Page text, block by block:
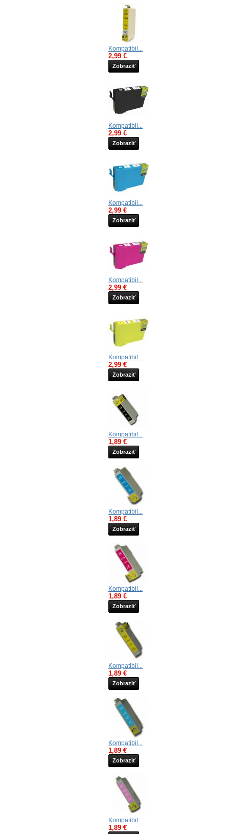
Kompatibil...
2,99 €
Zobraziť
Kompatibil...
2,99 €
Zobraziť
Kompatibil...
2,99 €
Zobraziť
Kompatibil...
2,99 €
Zobraziť
Kompatibil...
2,99 €
Zobraziť
Kompatibil...
1,89 €
Zobraziť
Kompatibil...
1,89 €
Zobraziť
Kompatibil...
1,89 €
Zobraziť
Kompatibil...
1,89 €
Zobraziť
Kompatibil...
1,89 €
Zobraziť
Kompatibil...
1,89 €